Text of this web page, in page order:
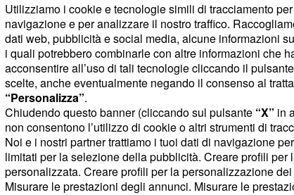
delPd, è intervenuto inoltre, suicontratti del
impiego:"la priorità, oggi, è quella di
del pubblico impiego, sapendo che le risorse
insufficienti", ha continuato, condividendo
della Cgil Susanna Camusso.
Utilizziamo i cookie e tecnologie simili di tracciamento
navigazione e per analizzare il nostro traffico.
dati web, pubblicità e social media, alcune informazioni
i quali potrebbero combinarle con altre informazioni che
acconsentire all’uso di tali tecnologie cliccando il pulsante
scelte, anche eventualmente negando il consenso al
“Personalizza”.
Chiudendo questo banner (cliccando sul pulsante “X” in
non consentono l’utilizzo di cookie o altri strumenti di
Noi e i nostri partner trattiamo i tuoi dati di navigazione
limitati per la selezione della pubblicità. Creare profili
personalizzata. Creare profili per la personalizzazione
Misurare le prestazioni degli annunci. Misurare le